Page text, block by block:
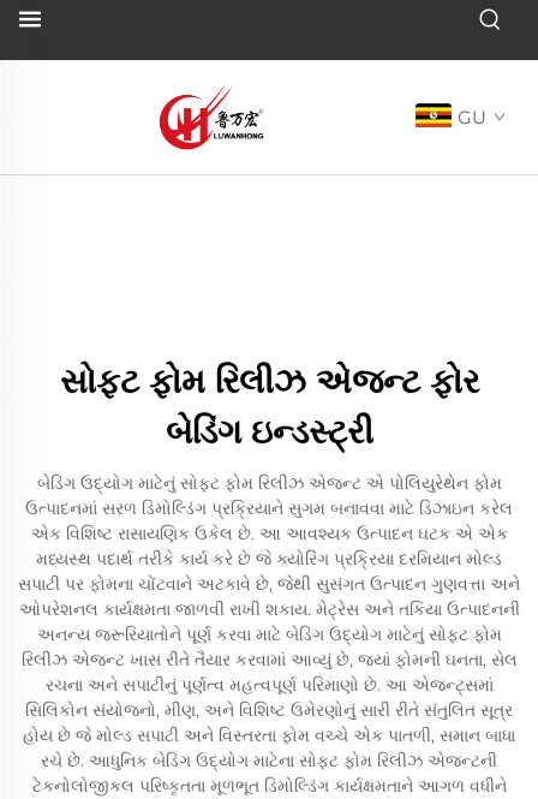
GU
સોફ્ટ ફોમ રિલીઝ એજન્ટ ફોર
બેડિંગ ઇન્ડસ્ટ્રી
બેડિંગ ઉદ્યોગ માટેનું સોફ્ટ ફોમ રિલીઝ એજન્ટ એ પોલિયુરેથેન ફોમ
ઉત્પાદનમાં સરળ ડિમોલ્ડિંગ પ્રક્રિયાને સુગમ બનાવવા માટે ડિઝાઇન કરેલ
એક વિશિષ્ટ રાસાયણિક ઉકેલ છે. આ આવશ્યક ઉત્પાદન ઘટક એ એક
મધ્યસ્થ પદાર્થ તરીકે કાર્ય કરે છે જે ક્યોરિંગ પ્રક્રિયા દરમિયાન મોલ્ડ
સપાટી પર ફોમના ચોંટવાને અટકાવે છે, જેથી સુસંગત ઉત્પાદન ગુણવત્તા અને
ઓપરેશનલ કાર્યક્ષમતા જાળવી રાખી શકાય. મેટ્રેસ અને તકિયા ઉત્પાદનની
અનન્ય જરૂરિયાતોને પૂર્ણ કરવા માટે બેડિંગ ઉદ્યોગ માટેનું સોફ્ટ ફોમ
રિલીઝ એજન્ટ ખાસ રીતે તૈયાર કરવામાં આવ્યું છે, જ્યાં ફોમની ઘનતા, સેલ
રચના અને સપાટીનું પૂર્ણત્વ મહત્વપૂર્ણ પરિમાણો છે. આ એજન્ટ્સમાં
સિલિકોન સંયોજનો, મીણ, અને વિશિષ્ટ ઉમેરણોનું સારી રીતે સંતુલિત સૂત્ર
હોય છે જે મોલ્ડ સપાટી અને વિસ્તરતા ફોમ વચ્ચે એક પાતળી, સમાન બાધા
રચે છે. આધુનિક બેડિંગ ઉદ્યોગ માટેના સોફ્ટ ફોમ રિલીઝ એજન્ટની
ટેકનોલોજીકલ પરિષ્કૃતતા મૂળભૂત ડિમોલ્ડિંગ કાર્યક્ષમતાને આગળ વધીને